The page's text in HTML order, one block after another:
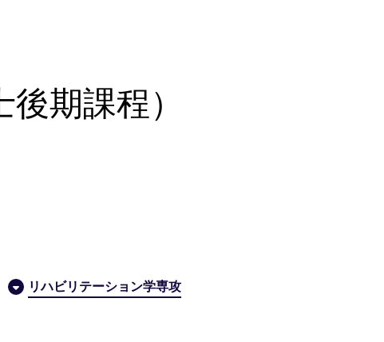
期課程）
リハビリテーション学専攻